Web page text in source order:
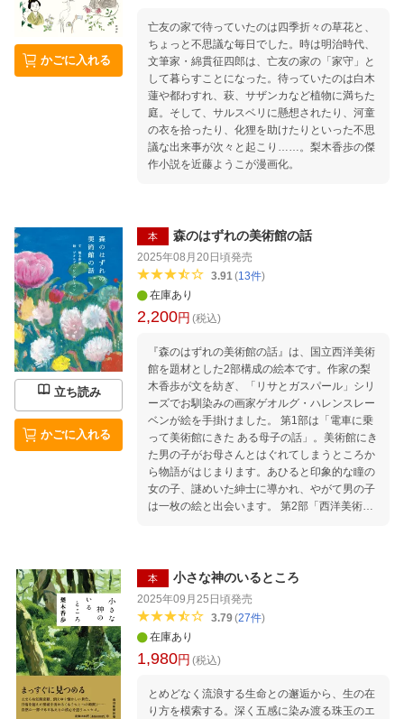
かごに入れる
亡友の家で待っていたのは四季折々の草花と、
ちょっと不思議な毎日でした。時は明治時代、
文筆家・綿貫征四郎は、亡友の家の「家守」と
して暮らすことになった。待っていたのは白木
蓮や都わすれ、萩、サザンカなど植物に満ちた
庭。そして、サルスベリに懸想されたり、河童
の衣を拾ったり、化狸を助けたりといった不思
議な出来事が次々と起こり……。梨木香歩の傑
作小説を近藤ようこが漫画化。
立ち読み
かごに入れる
本 森のはずれの美術館の話
2025年08月20日頃発売
3.91(13件)
在庫あり
2,200円 (税込)
『森のはずれの美術館の話』は、国立西洋美術
館を題材とした2部構成の絵本です。作家の梨
木香歩が文を紡ぎ、「リサとガスパール」シリ
ーズでお馴染みの画家ゲオルグ・ハレンスレー
ベンが絵を手掛けました。 第1部は「電車に乗
って美術館にきた ある母子の話」。美術館にき
た男の子がお母さんとはぐれてしまうところか
ら物語がはじまります。あひると印象的な瞳の
女の子、謎めいた紳士に導かれ、やがて男の子
は一枚の絵と出会います。 第2部「西洋美術館
までの歴史を、ファンタジーと現実が交錯する
詩的な語り口で描きます。 数奇な運命を辿って
やってきたコレクションは、森のはずれの美術
館で「西洋のかけら」としてきらめき、そこで
は“東”と“西”が静かに見つめ合っています。そん
な特別な場所で、人が絵と結ばれることの喜
二人の名手が静かな力強さで描き出しました。
美術館でゆったりと絵画と向き合う時間の豊か
本 小さな神のいるところ
2025年09月25日頃発売
3.79(27件)
在庫あり
1,980円 (税込)
とめどなく流浪する生命との邂逅から、生の在
り方を模索する。深く五感に染み渡る珠玉のエ